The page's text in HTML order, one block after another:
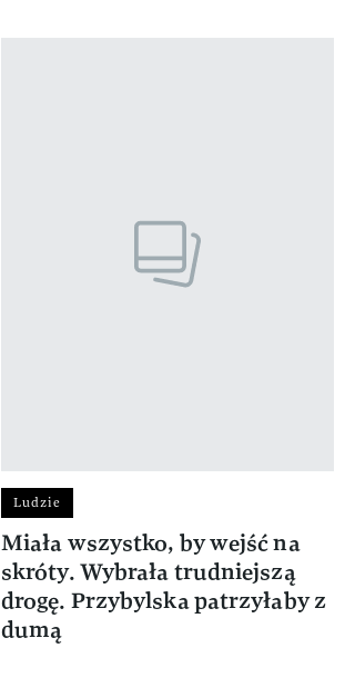
Ludzie
Miała wszystko, by wejść na
skróty. Wybrała trudniejszą
drogę. Przybylska patrzyłaby z
dumą